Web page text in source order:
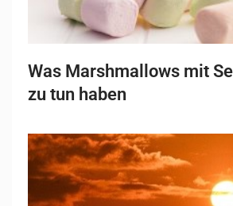
Was Marshmallows mit
zu tun haben